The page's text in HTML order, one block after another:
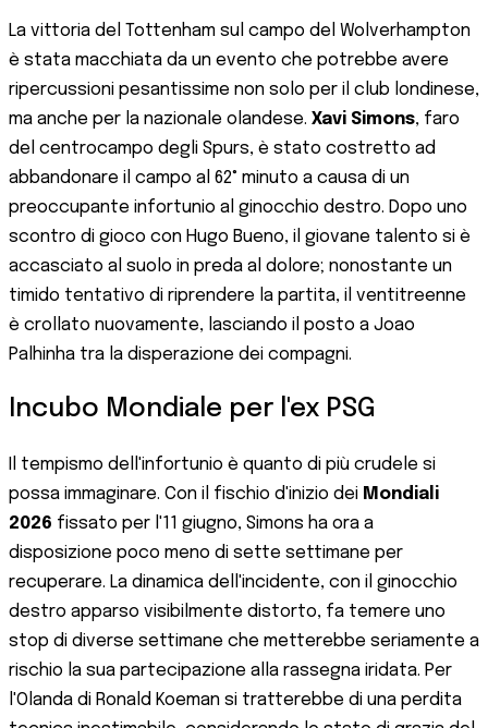
La vittoria del Tottenham sul campo del Wolverhampton
è stata macchiata da un evento che potrebbe avere
ripercussioni pesantissime non solo per il club londinese,
ma anche per la nazionale olandese. Xavi Simons, faro
del centrocampo degli Spurs, è stato costretto ad
abbandonare il campo al 62° minuto a causa di un
preoccupante infortunio al ginocchio destro. Dopo uno
scontro di gioco con Hugo Bueno, il giovane talento si è
accasciato al suolo in preda al dolore; nonostante un
timido tentativo di riprendere la partita, il ventitreenne
è crollato nuovamente, lasciando il posto a Joao
Palhinha tra la disperazione dei compagni.
Incubo Mondiale per l'ex PSG
Il tempismo dell'infortunio è quanto di più crudele si
possa immaginare. Con il fischio d'inizio dei Mondiali
2026 fissato per l'11 giugno, Simons ha ora a
disposizione poco meno di sette settimane per
recuperare. La dinamica dell'incidente, con il ginocchio
destro apparso visibilmente distorto, fa temere uno
stop di diverse settimane che metterebbe seriamente a
rischio la sua partecipazione alla rassegna iridata. Per
l'Olanda di Ronald Koeman si tratterebbe di una perdita